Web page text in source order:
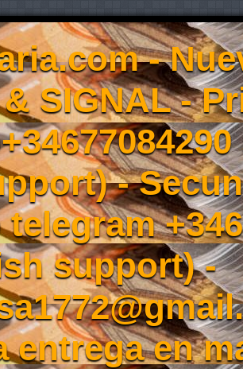
-
SIGNAL -
-
support) -
entrega en